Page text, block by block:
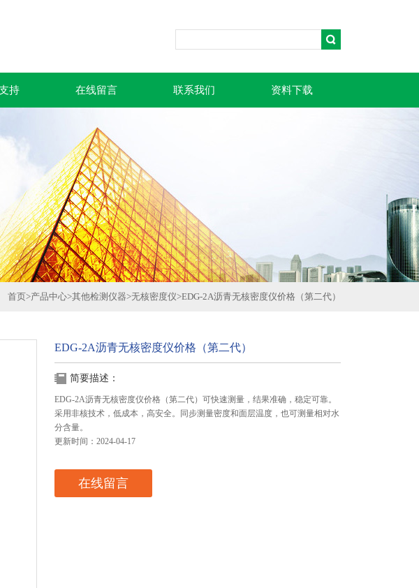
持 在线留言 联系我们 资料下载
首页>产品中心>其他检测仪器>无核密度仪>EDG-2A沥青无核密度仪价格（第二代）
EDG-2A沥青无核密度仪价格（第二代）
简要描述：
EDG-2A沥青无核密度仪价格（第二代）可快速测量，结果准确，稳定可靠。
采用非核技术，低成本，高安全。同步测量密度和面层温度，也可测量相对水
分含量。
更新时间：2024-04-17
在线留言